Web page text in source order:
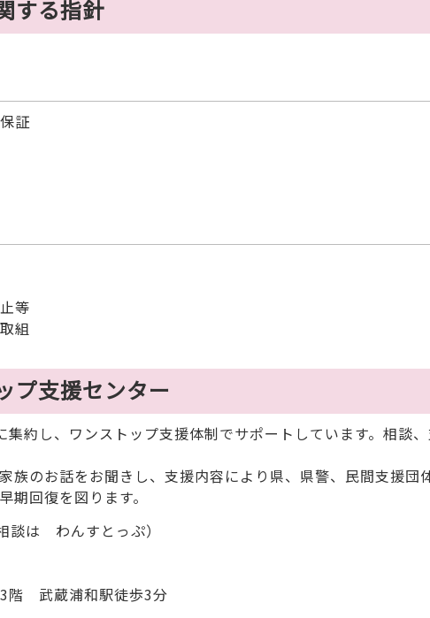
する指針
証
等
組
プ支援センター
約し、ワンストップ支援体制でサポートしています。相談
族のお話をお聞きし、支援内容により県、県警、民間支援団
期回復を図ります。
談は わんすとっぷ）
階 武蔵浦和駅徒歩3分